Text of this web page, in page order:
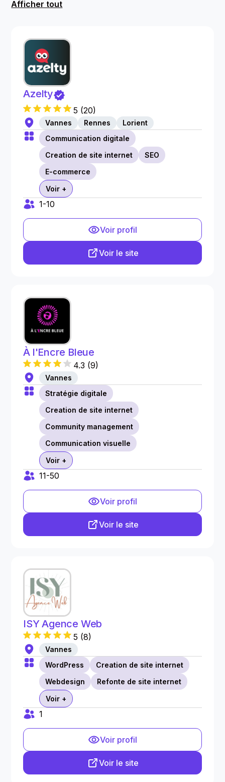
Afficher tout
Azelty
5 (20)
Vannes Rennes
Lorient
Communication digitale
Creation de site internet
SEO
E-commerce
Voir +
1-10
Voir profil
Voir le site
À l'Encre Bleue
4.3 (9)
Vannes
Stratégie digitale
Creation de site internet
Community management
Communication visuelle
Voir +
11-50
Voir profil
Voir le site
ISY Agence Web
5 (8)
Vannes
WordPress
Creation de site internet
Webdesign
Refonte de site internet
Voir +
1
Voir profil
Voir le site